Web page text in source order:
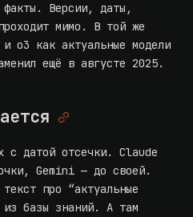
Версии, даты,
мимо. В той же
o3 как актуальные модели
ещё в августе 2025.
с датой отсечки. Claude
Gemini — до своей.
про “актуальные
из базы знаний. А там